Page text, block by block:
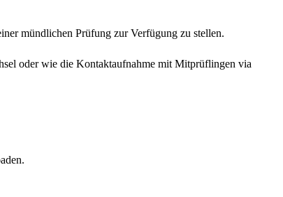
mündlichen Prüfung zur Verfügung zu stellen.
oder wie die Kontaktaufnahme mit Mitprüflingen via